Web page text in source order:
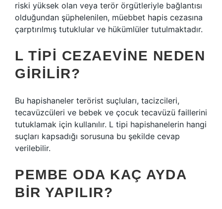
riski yüksek olan veya terör örgütleriyle bağlantısı
olduğundan şüphelenilen, müebbet hapis cezasına
çarptırılmış tutuklular ve hükümlüler tutulmaktadır.
L TIPI CEZAEVINE NEDEN
GIRILIR?
Bu hapishaneler terörist suçluları, tacizcileri,
tecavüzcüleri ve bebek ve çocuk tecavüzü faillerini
tutuklamak için kullanılır. L tipi hapishanelerin hangi
suçları kapsadığı sorusuna bu şekilde cevap
verilebilir.
PEMBE ODA KAÇ AYDA
BIR YAPILIR?